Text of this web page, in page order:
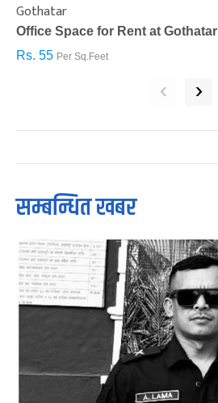
Gothatar
Office Space for Rent at Gothatar
Rs. 55 Per Sq.Feet
‹ ›
सम्बन्धित खबर